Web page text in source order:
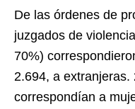
De las órdenes de
juzgados de
70%)
2.694, a
correspondían a